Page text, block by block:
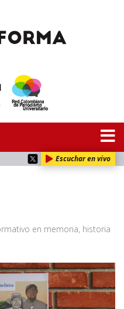
Escuchar en vivo
en memoria, historia